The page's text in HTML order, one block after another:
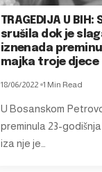
TRAGEDIJA U BIH:
srušila dok je
iznenada
majka troje djece
18/06/2022 1 Min Read
U Bosanskom
preminula 23-
iza nje je…